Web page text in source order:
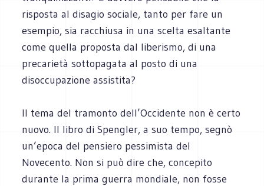
risposta al disagio sociale, tanto per fare un
esempio, sia racchiusa in una scelta esaltante
come quella proposta dal liberismo, di una
precarietà sottopagata al posto di una
disoccupazione assistita?
Il tema del tramonto dell’Occidente non è certo
nuovo. Il libro di Spengler, a suo tempo, segnò
un’epoca del pensiero pessimista del
Novecento. Non si può dire che, concepito
durante la prima guerra mondiale, non fosse